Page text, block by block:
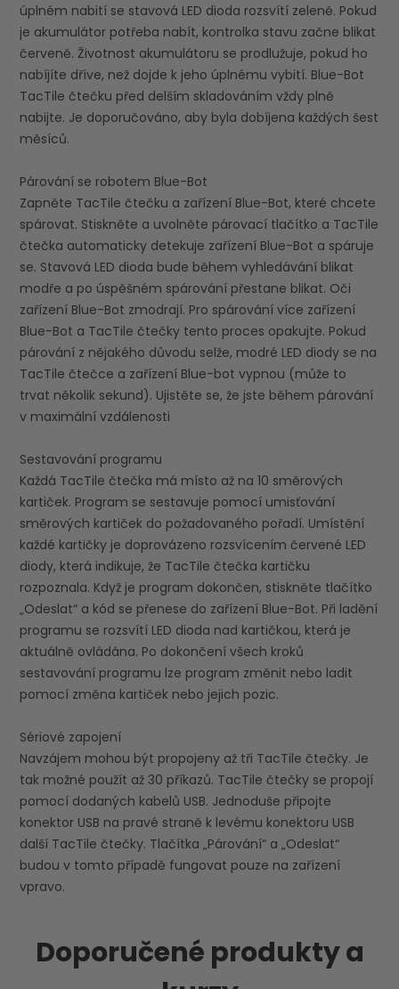
úplném nabití se stavová LED dioda rozsvítí zeleně. Pokud
je akumulátor potřeba nabít, kontrolka stavu začne blikat
červeně. Životnost akumulátoru se prodlužuje, pokud ho
nabíjíte dříve, než dojde k jeho úplnému vybití. Blue-Bot
TacTile čtečku před delším skladováním vždy plně
nabijte. Je doporučováno, aby byla dobíjena každých šest
měsíců.
Párování se robotem Blue-Bot
Zapněte TacTile čtečku a zařízení Blue-Bot, které chcete
spárovat. Stiskněte a uvolněte párovací tlačítko a TacTile
čtečka automaticky detekuje zařízení Blue-Bot a spáruje
se. Stavová LED dioda bude během vyhledávání blikat
modře a po úspěšném spárování přestane blikat. Oči
zařízení Blue-Bot zmodrají. Pro spárování více zařízení
Blue-Bot a TacTile čtečky tento proces opakujte. Pokud
párování z nějakého důvodu selže, modré LED diody se na
TacTile čtečce a zařízení Blue-bot vypnou (může to
trvat několik sekund). Ujistěte se, že jste během párování
v maximální vzdálenosti
Sestavování programu
Každá TacTile čtečka má místo až na 10 směrových
kartiček. Program se sestavuje pomocí umisťování
směrových kartiček do požadovaného pořadí. Umístění
každé kartičky je doprovázeno rozsvícením červené LED
diody, která indikuje, že TacTile čtečka kartičku
rozpoznala. Když je program dokončen, stiskněte tlačítko
„Odeslat“ a kód se přenese do zařízení Blue-Bot. Při ladění
programu se rozsvítí LED dioda nad kartičkou, která je
aktuálně ovládána. Po dokončení všech kroků
sestavování programu lze program změnit nebo ladit
pomocí změna kartiček nebo jejich pozic.
Sériové zapojení
Navzájem mohou být propojeny až tři TacTile čtečky. Je
tak možné použít až 30 příkazů. TacTile čtečky se propojí
pomocí dodaných kabelů USB. Jednoduše připojte
konektor USB na pravé straně k levému konektoru USB
další TacTile čtečky. Tlačítka „Párování“ a „Odeslat“
budou v tomto případě fungovat pouze na zařízení
vpravo.
Doporučené produkty a